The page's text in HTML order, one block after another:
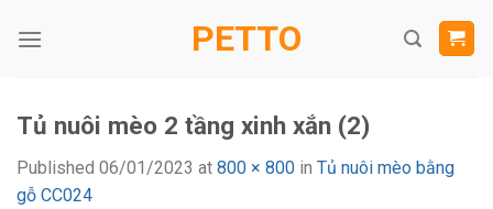
PETTO
Tủ nuôi mèo 2 tầng xinh xắn (2)
Published 06/01/2023 at 800 × 800 in Tủ nuôi mèo bằng
gỗ CC024